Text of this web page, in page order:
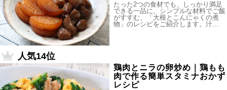
たった2つの食材でも、しっかり満足
できる一品に。シンプルな材料でご飯
がすすむ、「大根とこんにゃくの煮
物」のレシピをご紹介します。汁…
人気14位
鶏肉とニラの卵炒め｜鶏もも
肉で作る簡単スタミナおかず
レシピ